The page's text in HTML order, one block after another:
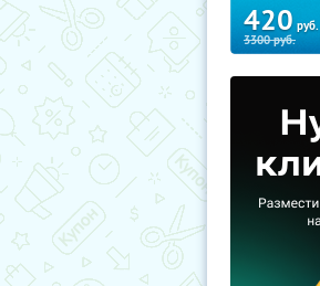
420 руб.
3300руб.